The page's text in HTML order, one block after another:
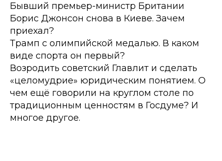
Бывший премьер-министр Британии
Борис Джонсон снова в Киеве. Зачем
приехал?
Трамп с олимпийской медалью. В каком
виде спорта он первый?
Возродить советский Главлит и сделать
«целомудрие» юридическим понятием. О
чем ещё говорили на круглом столе по
традиционным ценностям в Госдуме? И
многое другое.